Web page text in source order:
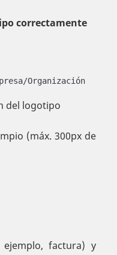
correctamente
Organización
del logotipo
(máx. 300px de
factura) y